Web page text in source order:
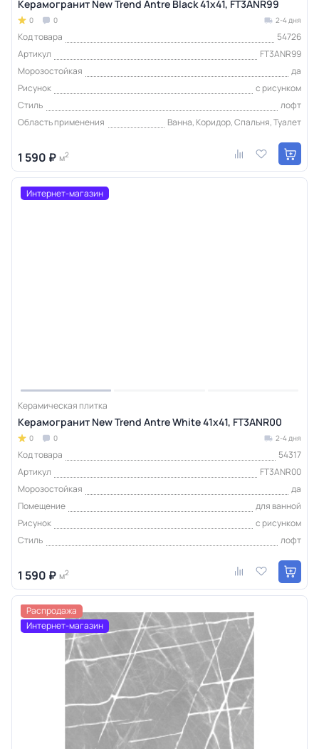
Керамогранит New Trend Antre Black 41х41, FT3ANR99
0 0 2-4 дня
Код товара
54726
Артикул
FT3ANR99
Морозостойкая
да
Рисунок
с рисунком
Стиль
лофт
Область применения
Ванна, Коридор, Спальня, Туалет
1 590 ₽ м2
Интернет-магазин
Керамическая плитка
Керамогранит New Trend Antre White 41х41, FT3ANR00
0 0 2-4 дня
Код товара
54317
Артикул
FT3ANR00
Морозостойкая
да
Помещение
для ванной
Рисунок
с рисунком
Стиль
лофт
1 590 ₽ м2
Распродажа
Интернет-магазин